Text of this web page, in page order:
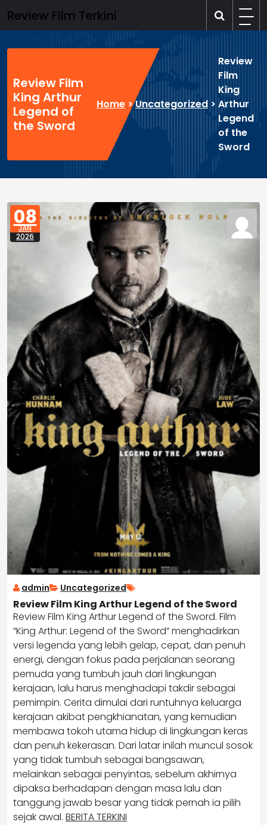
to
content
Review Film Terkini
Review Film
King Arthur
Legend of
the Sword
Home >Uncategorized >
Review
Film
King
Arthur
Legend
of the
Sword
08
JAN
2026
admin Uncategorized
Review Film King Arthur Legend of the Sword
Review Film King Arthur Legend of the Sword. Film
“King Arthur: Legend of the Sword” menghadirkan
versi legenda yang lebih gelap, cepat, dan penuh
energi, dengan fokus pada perjalanan seorang
pemuda yang tumbuh jauh dari lingkungan
kerajaan, lalu harus menghadapi takdir sebagai
pemimpin. Cerita dimulai dari runtuhnya keluarga
kerajaan akibat pengkhianatan, yang kemudian
membawa tokoh utama hidup di lingkungan keras
dan penuh kekerasan. Dari latar inilah muncul sosok
yang tidak tumbuh sebagai bangsawan,
melainkan sebagai penyintas, sebelum akhirnya
dipaksa berhadapan dengan masa lalu dan
tanggung jawab besar yang tidak pernah ia pilih
sejak awal. BERITA TERKINI